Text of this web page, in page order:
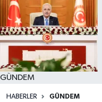
GÜNDEM
HABERLER GÜNDEM
EKONOMİ
DÜNYA
SPOR
MAGAZİN
Aydin Namaz
Trafik Durumu
Süper Lig Puan
Tüm Manşetler